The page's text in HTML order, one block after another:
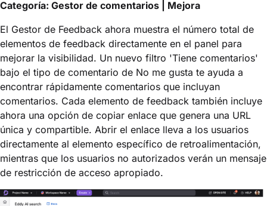
Categoría: Gestor de comentarios | Mejora
El Gestor de Feedback ahora muestra el número total de
elementos de feedback directamente en el panel para
mejorar la visibilidad. Un nuevo filtro 'Tiene comentarios'
bajo el tipo de comentario de No me gusta te ayuda a
encontrar rápidamente comentarios que incluyan
comentarios. Cada elemento de feedback también incluye
ahora una opción de copiar enlace que genera una URL
única y compartible. Abrir el enlace lleva a los usuarios
directamente al elemento específico de retroalimentación,
mientras que los usuarios no autorizados verán un mensaje
de restricción de acceso apropiado.